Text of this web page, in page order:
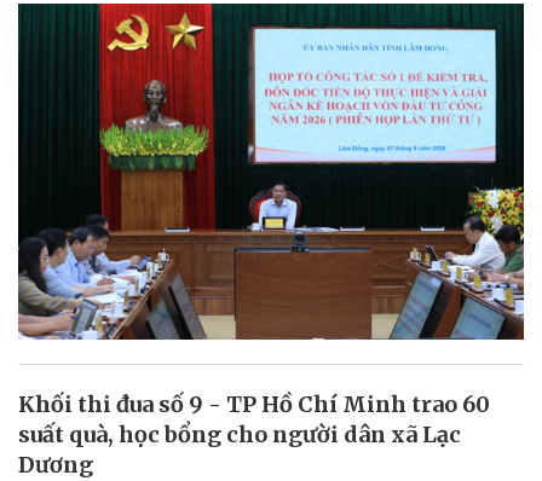
Khối thi đua số 9 - TP Hồ Chí Minh trao 60
suất quà, học bổng cho người dân xã Lạc
Dương